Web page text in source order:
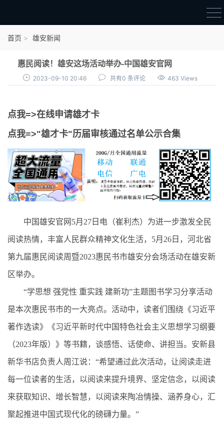
点我申领雄才卡
雄才卡资讯
雄安新闻
首页 雄安新闻
惠民阅读！雄安这场活动举办-中国雄安官网
2023-09-10 20:46 共有0 条评论 463 Views
点我=>在线申请雄才卡
点我=>"雄才卡"历届审核通过名单公示合集
中国雄安官网5月27日电（崔利杰）为进一步激发全民
阅读热情，丰富人民群众精神文化生活，5月26日，河北省
第九届惠民阅读周暨2023惠民书市雄安分会场活动在雄安新
区举办。
“学思想 强党性 重实践 建新功”主题图书学习分享活动
是本次惠民书市的一大亮点。活动中，读者们围绕《习近平
著作选读》《习近平新时代中国特色社会主义思想学习纲要
（2023年版）》等书籍，谈感悟、话使命、讲担当。安新县
新华书店负责人周江说：“希望通过此次活动，让阅读走进
每一位读者的生活，以阅读来提升境界、坚定信念，以阅读
来获取知识、增长智慧，以阅读来陶冶情操、涵养身心，汇
聚起推进中国式现代化的磅礴力量。”